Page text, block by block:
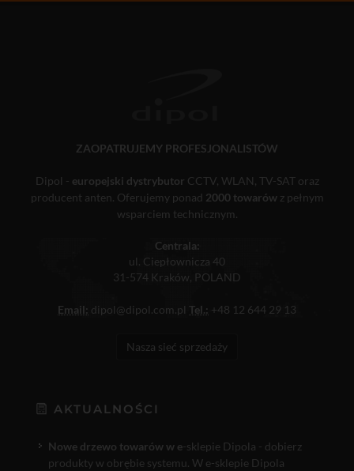
ZAOPATRUJEMY PROFESJONALISTÓW
Dipol - europejski dystrybutor CCTV, WLAN, TV-SAT oraz
producent anten. Oferujemy ponad 2000 towarówz pełnym
wsparciem technicznym.
Centrala:
ul. Ciepłownicza 40
31-574 Kraków, POLAND
Email: dipol@dipol.com.pl Tel.: +48 12 644 29 13
Nasza sieć sprzedaży
AKTUALNOŚCI
Nowe drzewo towarów w e-sklepie Dipola - dobierz
produkty w obrębie systemu. W e-sklepie Dipola